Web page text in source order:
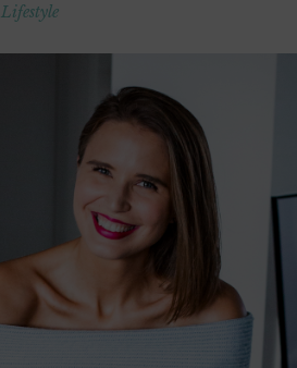
Lifestyle